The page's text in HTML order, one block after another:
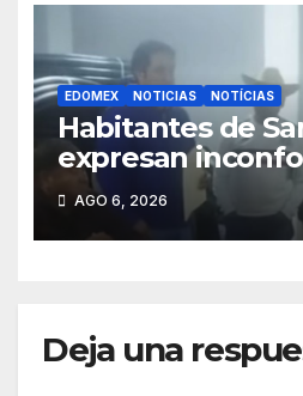
EDOMEX NOTICIAS NOTÍCIAS
Habitantes de
expresan
falta de agua y
actuar de
auxiliares
AGO 6, 2026
Deja una